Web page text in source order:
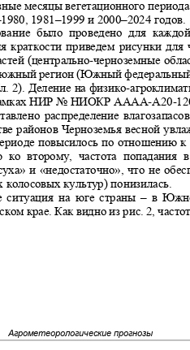
месяцы вегетационного
1981–1999 и 2000–2024 годов
было проведено для
краткости приведем рисунки для
(центрально-черноземные
регион (Южный
2). Деление на физико-
НИР № НИОКР АААА-А20-
распределение
районов Черноземья весной
повысилось по отношению
ко второму, частота
и «недостаточно», что не
культур) понизилась.
ситуация на юге страны– в
крае. Как видно из рис. 2,
Агрометеорологические прогнозы